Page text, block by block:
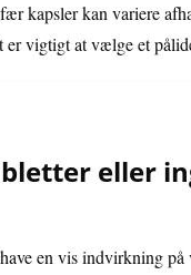
kapsler kan variere
vigtigt at vælge et
eller
en vis indvirkning